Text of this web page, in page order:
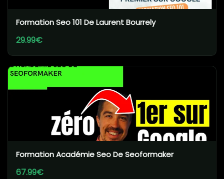
Formation Seo 101 De Laurent Bourrely
29.99€
Formation Académie Seo De Seoformaker
67.99€